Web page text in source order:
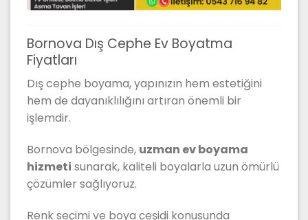
Bornova Dış Cephe Ev Boyatma
Fiyatları
Dış cephe boyama, yapınızın hem estetiğini
hem de dayanıklılığını artıran önemli bir
işlemdir.
Bornova bölgesinde, uzman ev boyama
hizmeti sunarak, kaliteli boyalarla uzun ömürlü
çözümler sağlıyoruz.
Renk seçimi ve boya çeşidi konusunda